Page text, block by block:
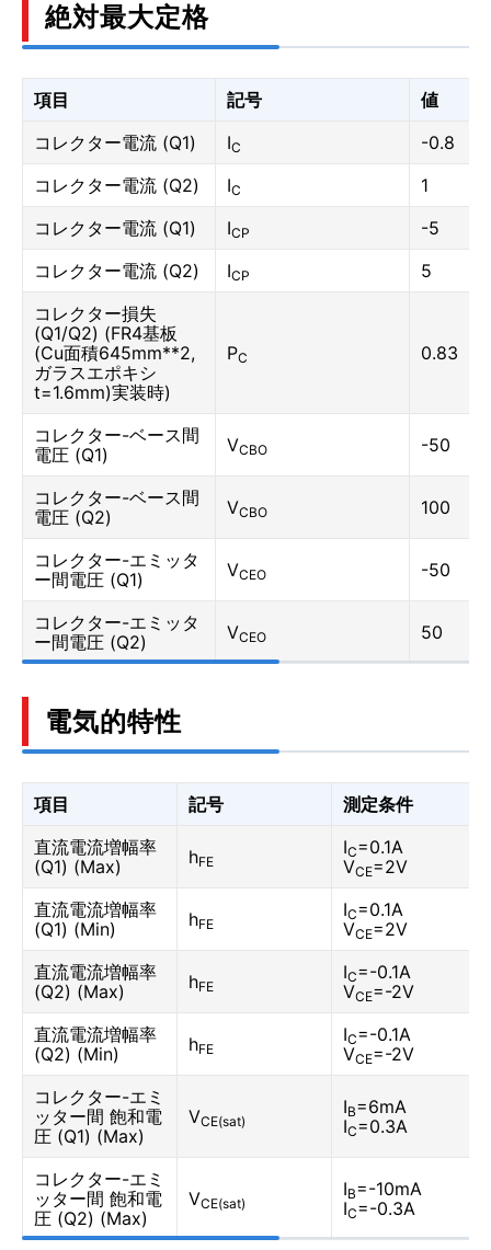
絶対最大定格
項目 記号
値
コレクター電流 (Q1)
IC
-0.8
コレクター電流 (Q2)
IC
1
コレクター電流 (Q1)
ICP
-5
コレクター電流 (Q2)
ICP
5
コレクター損失
(Q1/Q2) (FR4基板
(Cu面積645mm**2,
ガラスエポキシ
t=1.6mm)実装時)
PC 0.83
コレクター-ベース間
電圧 (Q1)
VCBO -50
コレクター-ベース間
電圧 (Q2)
VCBO 100
コレクター-エミッタ
ー間電圧 (Q1)
VCEO -50
コレクター-エミッタ
ー間電圧 (Q2)
VCEO 50
電気的特性
項目 記号
測定条件
直流電流増幅率
(Q1) (Max)
hFE
IC=0.1A
VCE=2V
直流電流増幅率
(Q1) (Min)
hFE
IC=0.1A
VCE=2V
直流電流増幅率
(Q2) (Max)
hFE
IC=-0.1A
VCE=-2V
直流電流増幅率
(Q2) (Min)
hFE
IC=-0.1A
VCE=-2V
コレクター-エミ
ッター間 飽和電
圧 (Q1) (Max)
VCE(sat)
IB=6mA
IC=0.3A
コレクター-エミ
ッター間 飽和電
圧 (Q2) (Max)
VCE(sat)
IB=-10mA
IC=-0.3A